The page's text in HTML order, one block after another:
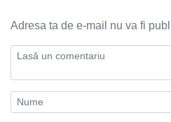
Adresa ta de e-mail nu va fi